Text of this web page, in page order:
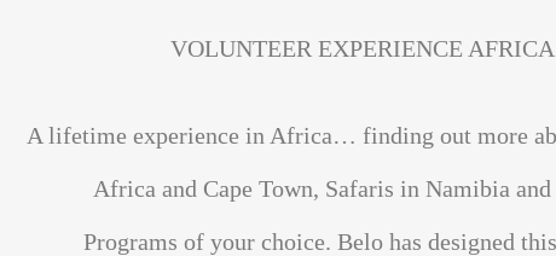
VOLUNTEER EXPERIENCE AFRICA
A lifetime experience in Africa… finding out more
Africa and Cape Town, Safaris in Namibia
Programs of your choice. Belo has designed